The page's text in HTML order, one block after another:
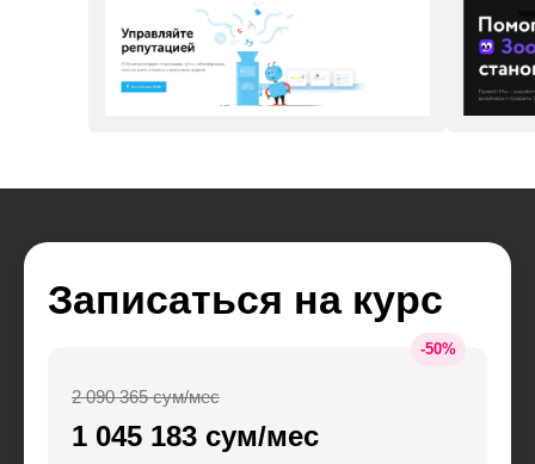
Записаться на курс
-50%
1 045 183 сум/мес
2 090 365 сум/мес